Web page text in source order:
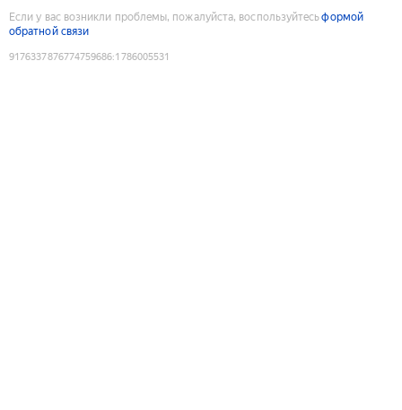
Если у вас возникли проблемы, пожалуйста, воспользуйтесьформой
обратной связи
9176337876774759686:1786005531